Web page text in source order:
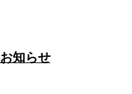
知らせ